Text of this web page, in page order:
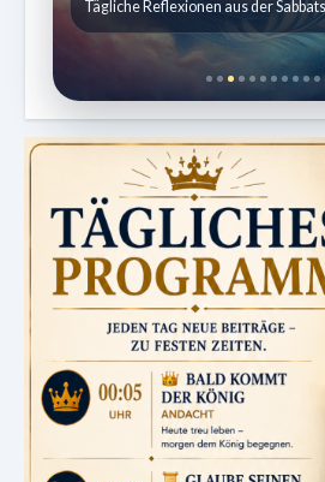
Kindergeschichten für 7 bis 12 Jahre.